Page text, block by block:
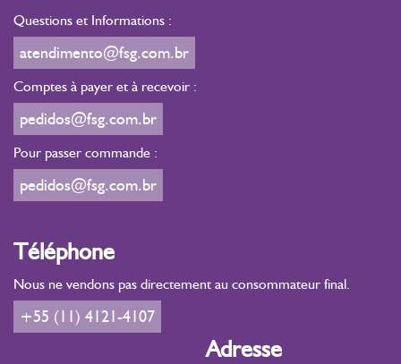
Questions et Informations :
atendimento@fsg.com.br
Comptes à payer et à recevoir :
pedidos@fsg.com.br
Pour passer commande :
pedidos@fsg.com.br
Téléphone
Nous ne vendons pas directement au consommateur final.
+55 (11) 4121-4107
Adresse